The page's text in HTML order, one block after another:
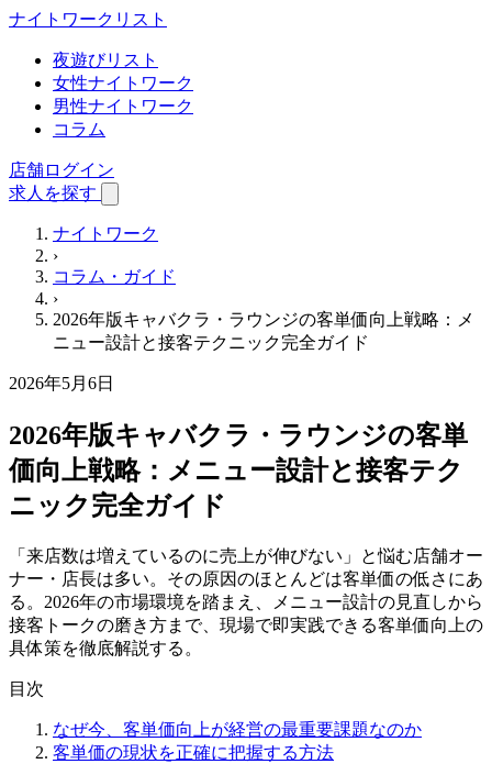
ナイトワーク リスト
夜遊びリスト
女性ナイトワーク
男性ナイトワーク
コラム
店舗ログイン
求人を探す
ナイトワーク
›
コラム・ガイド
›
2026年版キャバクラ・ラウンジの客単価向上戦略：メ
ニュー設計と接客テクニック完全ガイド
2026年5月6日
2026年版キャバクラ・ラウンジの客単
価向上戦略：メニュー設計と接客テク
ニック完全ガイド
「来店数は増えているのに売上が伸びない」と悩む店舗オー
ナー・店長は多い。その原因のほとんどは客単価の低さにあ
る。2026年の市場環境を踏まえ、メニュー設計の見直しから
接客トークの磨き方まで、現場で即実践できる客単価向上の
具体策を徹底解説する。
目次
なぜ今、客単価向上が経営の最重要課題なのか
客単価の現状を正確に把握する方法